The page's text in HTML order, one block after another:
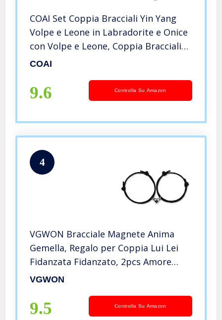
COAI Set Coppia Bracciali Yin Yang
Volpe e Leone in Labradorite e Onice
con Volpe e Leone, Coppia Bracciali
per Lui e per Lei
COAI
9.6 Controlla Su Amazon
4
VGWON Bracciale Magnete Anima
Gemella, Regalo per Coppia Lui Lei
Fidanzata Fidanzato, 2pcs Amore
Magnete Intrecciato a Mano Corda
VGWON
9.5 Controlla Su Amazon